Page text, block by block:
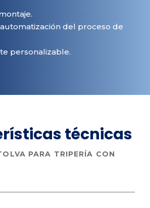
del proceso de
personalizable.
técnicas
PARA TRIPERÍA CON